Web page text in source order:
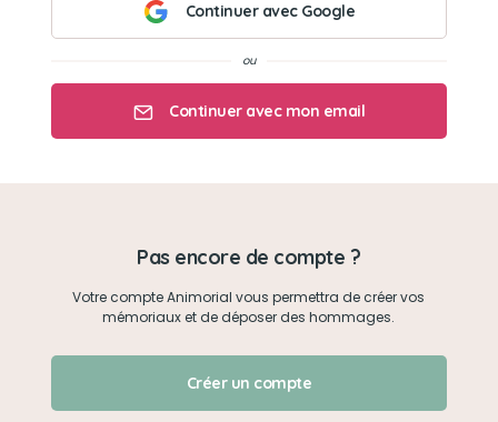
Chats
Créer un mémorial
Qui sommes-nous ?
Continuer avec Google
Continuer avec mon email
Je me connecte
Pas encore de compte ?
Votre compte Animorial vous permettra de créer vos
mémoriaux et de déposer des hommages.
Créer un compte